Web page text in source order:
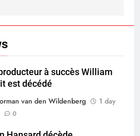
à succès William
est décédé
van den Wildenberg
1 day
0